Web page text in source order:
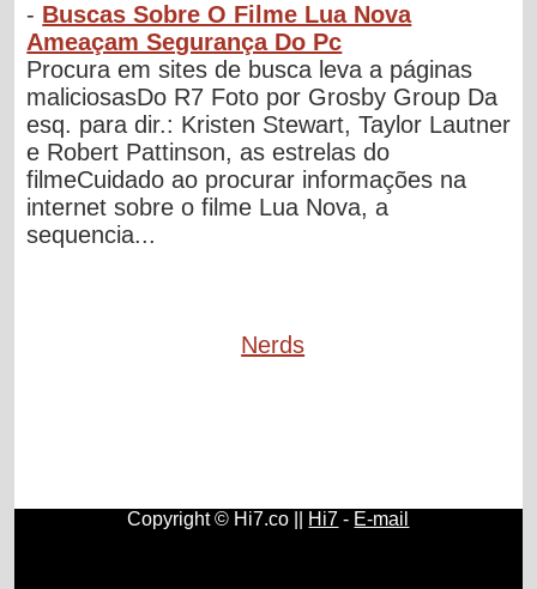
- Buscas Sobre O Filme Lua Nova
Ameaçam Segurança Do Pc
Procura em sites de busca leva a páginas
maliciosasDo R7 Foto por Grosby Group Da
esq. para dir.: Kristen Stewart, Taylor Lautner
e Robert Pattinson, as estrelas do
filmeCuidado ao procurar informações na
internet sobre o filme Lua Nova, a
sequencia...
Nerds
Copyright © Hi7.co || Hi7 - E-mail